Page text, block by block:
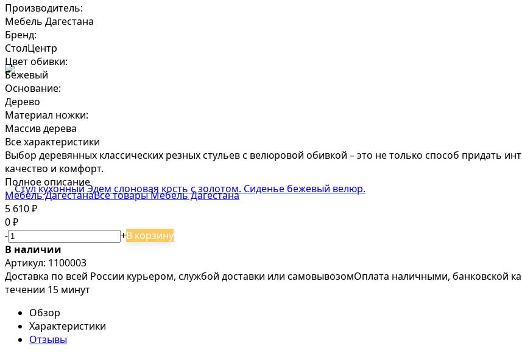
Производитель:
Мебель Дагестана
Бренд:
СтолЦентр
Цвет обивки:
Бежевый
Основание:
Дерево
Материал ножки:
Массив дерева
Все характеристики
Выбор деревянных классических резных стульев с велюровой обивкой – это не только способ придать
качество и комфорт.
Полное описание
Мебель ДагестанаВсе товары Мебель Дагестана
5 610 ₽
0 ₽
- +В корзину
В наличии
Артикул: 1100003
Доставка по всей России курьером, службой доставки или самовывозомОплата наличными, банковской
течении 15 минут
Обзор
Характеристики
Отзывы